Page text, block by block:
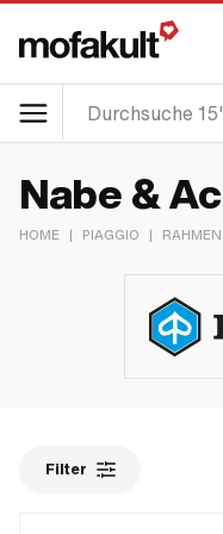
Nabe &
HOME | PIAGGIO | RAHMEN
Filter